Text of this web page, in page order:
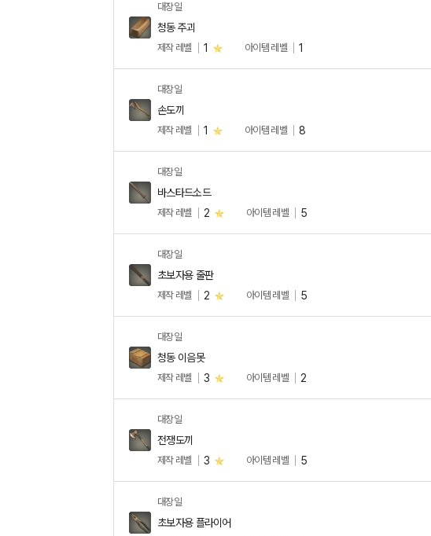
대장일
청동 주괴
제작 레벨 1 아이템 레벨 1
대장일
손도끼
제작 레벨 1 아이템 레벨 8
대장일
바스타드소드
제작 레벨 2 아이템 레벨 5
대장일
초보자용 줄판
제작 레벨 2 아이템 레벨 5
대장일
청동 이음못
제작 레벨 3 아이템 레벨 2
대장일
전쟁도끼
제작 레벨 3 아이템 레벨 5
대장일
초보자용 플라이어